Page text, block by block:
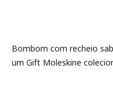
Bombom com recheio
um Gift Moleskine